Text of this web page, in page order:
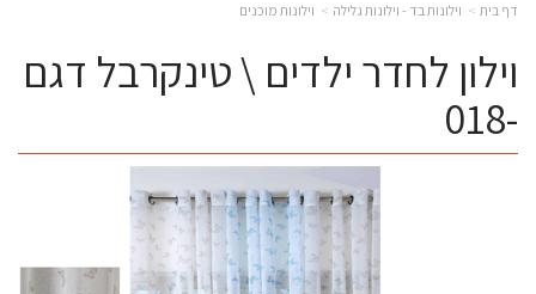
דף בית וילונות בד - וילונות גלילה וילונות מוכנים
וילון לחדר ילדים \ טינקרבל דגם
-018